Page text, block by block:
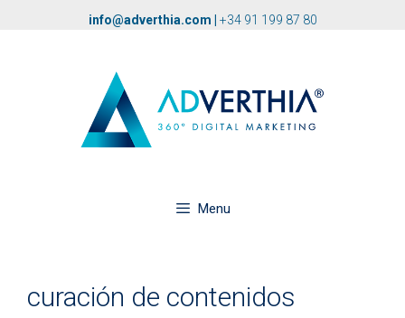
info@adverthia.com +34 91 199 87 80
Menu
curación de contenidos